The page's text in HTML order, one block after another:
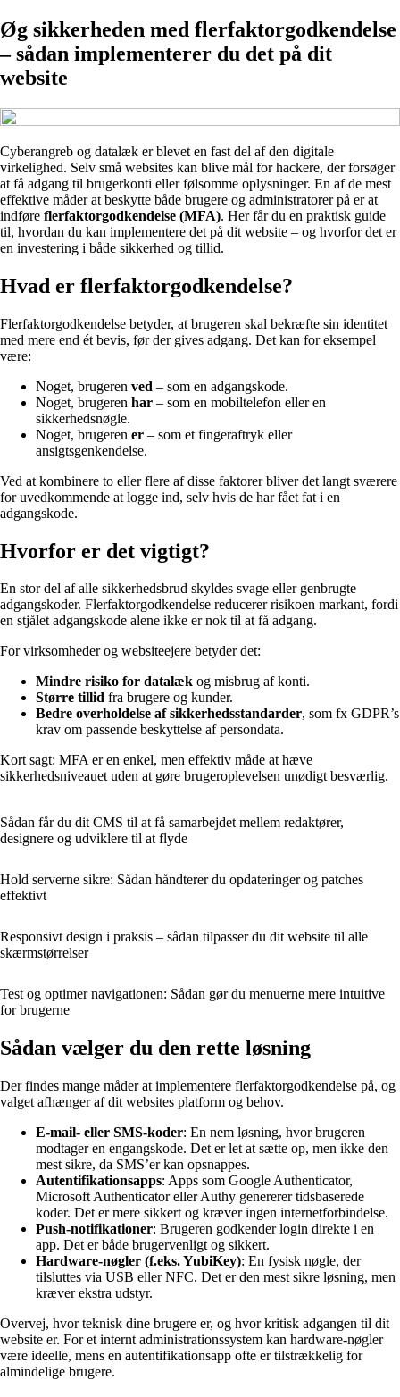
Øg sikkerheden med flerfaktorgodkendelse
– sådan implementerer du det på dit
website
Cyberangreb og datalæk er blevet en fast del af den digitale
virkelighed. Selv små websites kan blive mål for hackere, der forsøger
at få adgang til brugerkonti eller følsomme oplysninger. En af de mest
effektive måder at beskytte både brugere og administratorer på er at
indføre flerfaktorgodkendelse (MFA). Her får du en praktisk guide
til, hvordan du kan implementere det på dit website – og hvorfor det er
en investering i både sikkerhed og tillid.
Hvad er flerfaktorgodkendelse?
Flerfaktorgodkendelse betyder, at brugeren skal bekræfte sin identitet
med mere end ét bevis, før der gives adgang. Det kan for eksempel
være:
Noget, brugeren ved – som en adgangskode.
Noget, brugeren har – som en mobiltelefon eller en
sikkerhedsnøgle.
Noget, brugeren er – som et fingeraftryk eller
ansigtsgenkendelse.
Ved at kombinere to eller flere af disse faktorer bliver det langt sværere
for uvedkommende at logge ind, selv hvis de har fået fat i en
adgangskode.
Hvorfor er det vigtigt?
En stor del af alle sikkerhedsbrud skyldes svage eller genbrugte
adgangskoder. Flerfaktorgodkendelse reducerer risikoen markant, fordi
en stjålet adgangskode alene ikke er nok til at få adgang.
For virksomheder og websiteejere betyder det:
Mindre risiko for datalæk og misbrug af konti.
Større tillid fra brugere og kunder.
Bedre overholdelse af sikkerhedsstandarder, som fx GDPR’s
krav om passende beskyttelse af persondata.
Kort sagt: MFA er en enkel, men effektiv måde at hæve
sikkerhedsniveauet uden at gøre brugeroplevelsen unødigt besværlig.
Sådan får du dit CMS til at få samarbejdet mellem redaktører,
designere og udviklere til at flyde
Hold serverne sikre: Sådan håndterer du opdateringer og patches
effektivt
Responsivt design i praksis – sådan tilpasser du dit website til alle
skærmstørrelser
Test og optimer navigationen: Sådan gør du menuerne mere intuitive
for brugerne
Sådan vælger du den rette løsning
Der findes mange måder at implementere flerfaktorgodkendelse på, og
valget afhænger af dit websites platform og behov.
E-mail- eller SMS-koder: En nem løsning, hvor brugeren
modtager en engangskode. Det er let at sætte op, men ikke den
mest sikre, da SMS’er kan opsnappes.
Autentifikationsapps: Apps som Google Authenticator,
Microsoft Authenticator eller Authy genererer tidsbaserede
koder. Det er mere sikkert og kræver ingen internetforbindelse.
Push-notifikationer: Brugeren godkender login direkte i en
app. Det er både brugervenligt og sikkert.
Hardware-nøgler (f.eks. YubiKey): En fysisk nøgle, der
tilsluttes via USB eller NFC. Det er den mest sikre løsning, men
kræver ekstra udstyr.
Overvej, hvor teknisk dine brugere er, og hvor kritisk adgangen til dit
website er. For et internt administrationssystem kan hardware-nøgler
være ideelle, mens en autentifikationsapp ofte er tilstrækkelig for
almindelige brugere.